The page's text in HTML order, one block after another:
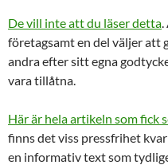
De vill inte att du läser detta
företagsamt en del väljer att
andra efter sitt egna
vara tillåtna.
Här är hela artikeln som fick
finns det viss pressfrihet
en informativ text som